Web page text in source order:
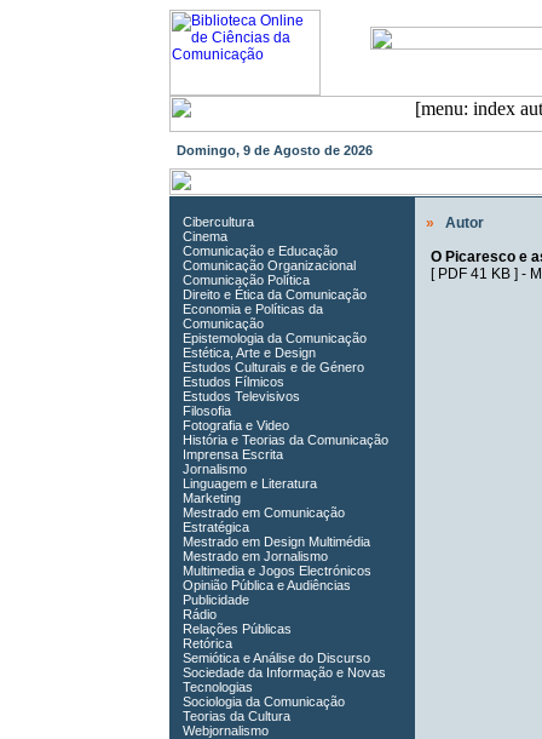
Domingo, 9 de Agosto de 2026
Cibercultura
Cinema
Comunicação e Educação
Comunicação Organizacional
Comunicação Política
Direito e Ética da Comunicação
Economia e Políticas da
Comunicação
Epistemologia da Comunicação
Estética, Arte e Design
Estudos Culturais e de Género
Estudos Fílmicos
Estudos Televisivos
Filosofia
Fotografia e Video
História e Teorias da Comunicação
Imprensa Escrita
Jornalismo
Linguagem e Literatura
Marketing
Mestrado em Comunicação
Estratégica
Mestrado em Design Multimédia
Mestrado em Jornalismo
Multimedia e Jogos Electrónicos
Opinião Pública e Audiências
Publicidade
Rádio
Relações Públicas
Retórica
Semiótica e Análise do Discurso
Sociedade da Informação e Novas
Tecnologias
Sociologia da Comunicação
Teorias da Cultura
Webjornalismo
»
Autor
O Picaresco e
[ PDF 41 KB] -